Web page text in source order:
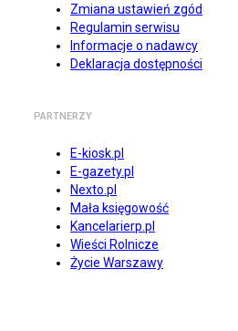
Zmiana ustawień zgód
Regulamin serwisu
Informacje o nadawcy
Deklaracja dostępności
PARTNERZY
E-kiosk.pl
E-gazety.pl
Nexto.pl
Mała księgowość
Kancelarierp.pl
Wieści Rolnicze
Życie Warszawy